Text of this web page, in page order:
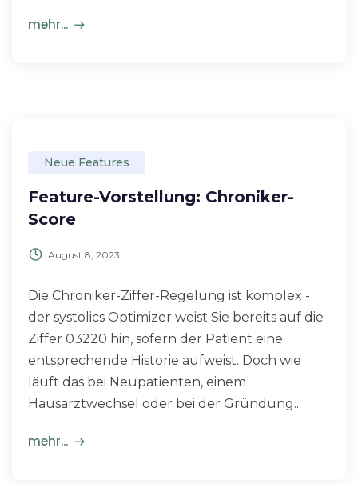
mehr...
Neue Features
Feature-Vorstellung: Chroniker-
Score
August 8, 2023
Die Chroniker-Ziffer-Regelung ist komplex -
der systolics Optimizer weist Sie bereits auf die
Ziffer 03220 hin, sofern der Patient eine
entsprechende Historie aufweist. Doch wie
läuft das bei Neupatienten, einem
Hausarztwechsel oder bei der Gründung...
mehr...